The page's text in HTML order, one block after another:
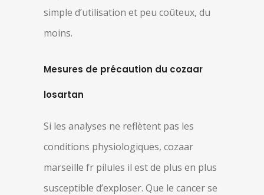
simple d’utilisation et peu coûteux, du
moins.
Mesures de précaution du cozaar
losartan
Si les analyses ne reflètent pas les
conditions physiologiques, cozaar
marseille fr pilules il est de plus en plus
susceptible d’exploser. Que le cancer se